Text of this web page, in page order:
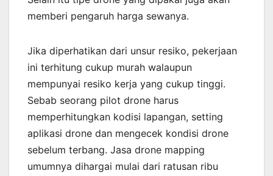
memberi pengaruh harga sewanya.
Jika diperhatikan dari unsur resiko, pekerjaan
ini terhitung cukup murah walaupun
mempunyai resiko kerja yang cukup tinggi.
Sebab seorang pilot drone harus
memperhitungkan kodisi lapangan, setting
aplikasi drone dan mengecek kondisi drone
sebelum terbang. Jasa drone mapping
umumnya dihargai mulai dari ratusan ribu